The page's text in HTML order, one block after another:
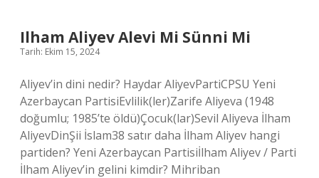
Ilham Aliyev Alevi Mi Sünni Mi
Tarih: Ekim 15, 2024
Aliyev’in dini nedir? Haydar AliyevPartiCPSU Yeni
Azerbaycan PartisiEvlilik(ler)Zarife Aliyeva (1948
doğumlu; 1985’te öldü)Çocuk(lar)Sevil Aliyeva İlham
AliyevDinŞii İslam38 satır daha İlham Aliyev hangi
partiden? Yeni Azerbaycan Partisiİlham Aliyev / Parti
İlham Aliyev’in gelini kimdir? Mihriban